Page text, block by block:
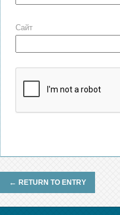
Сайт
← RETURN TO ENTRY